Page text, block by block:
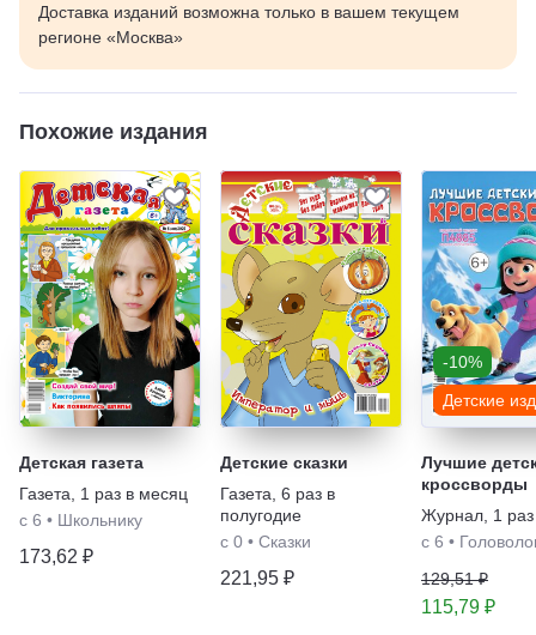
Доставка изданий возможна только в вашем текущем
регионе «Москва»
Похожие издания
Детская газета
Газета
1 раз в месяц
с 6 • Школьнику
173,62 ₽
Детские сказки
Газета 6 раз в
полугодие
с 0 • Сказки
221,95 ₽
-10%
Детские
Лучшие
кроссворды
Журнал 1
с 6 •
129,51 ₽
115,79 ₽